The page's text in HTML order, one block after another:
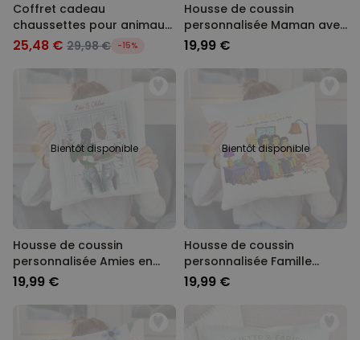
Coffret cadeau
chaussettes pour animaux
et porte-clés
25,48 € 29,98 € -15%
Housse de coussin
personnalisée Maman avec
photos et texte
19,99 €
Bientôt disponible
Housse de coussin
personnalisée Amies en
hiver - Illustration
19,99 €
Bientôt disponible
Housse de coussin
personnalisée Famille
Cartoon - Illustration
19,99 €